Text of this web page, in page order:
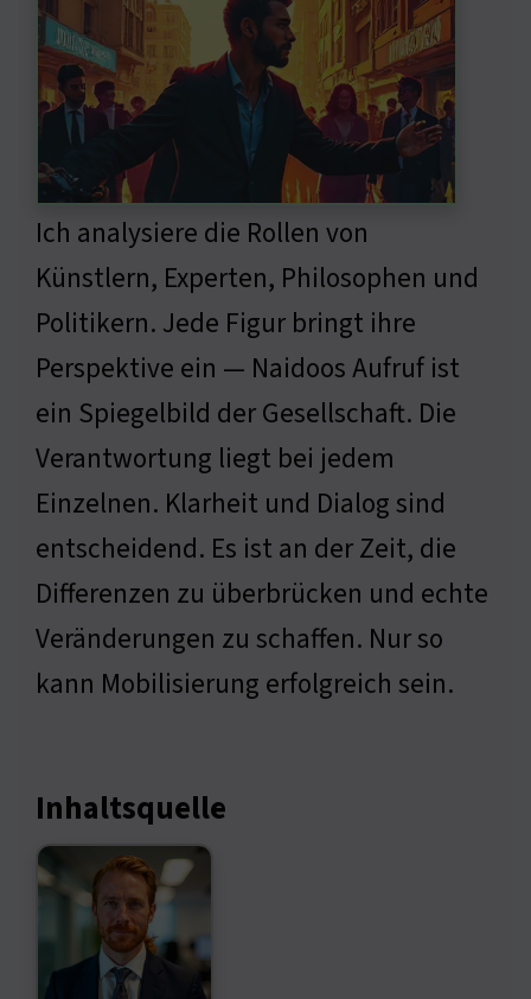
Ich analysiere die Rollen von
Künstlern, Experten, Philosophen und
Politikern. Jede Figur bringt ihre
Perspektive ein — Naidoos Aufruf ist
ein Spiegelbild der Gesellschaft. Die
Verantwortung liegt bei jedem
Einzelnen. Klarheit und Dialog sind
entscheidend. Es ist an der Zeit, die
Differenzen zu überbrücken und echte
Veränderungen zu schaffen. Nur so
kann Mobilisierung erfolgreich sein.
Inhaltsquelle